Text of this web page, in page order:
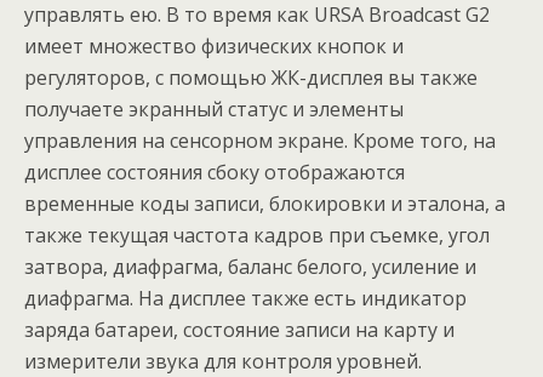
управлять ею. В то время как URSA Broadcast G2
имеет множество физических кнопок и
регуляторов, с помощью ЖК-дисплея вы также
получаете экранный статус и элементы
управления на сенсорном экране. Кроме того, на
дисплее состояния сбоку отображаются
временные коды записи, блокировки и эталона, а
также текущая частота кадров при съемке, угол
затвора, диафрагма, баланс белого, усиление и
диафрагма. На дисплее также есть индикатор
заряда батареи, состояние записи на карту и
измерители звука для контроля уровней.